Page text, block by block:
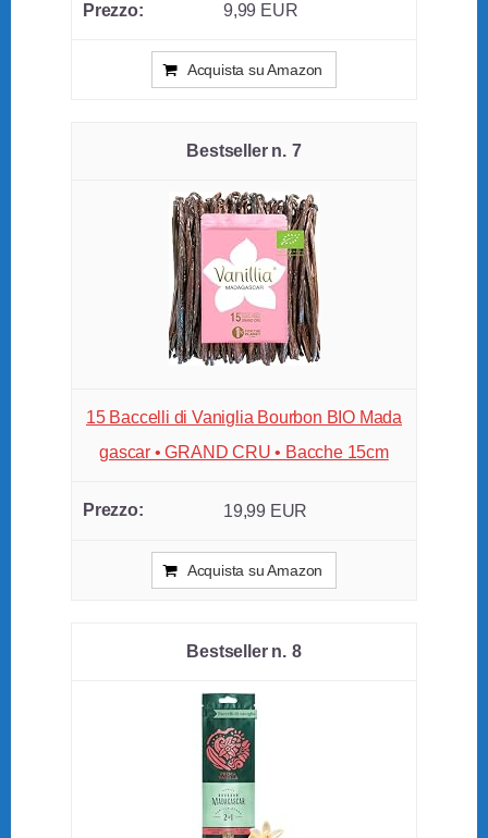
9,99 EUR
Acquista su Amazon
7
15 Baccelli di Vaniglia Bourbon BIO Mada
gascar • GRAND CRU • Bacche 15cm
19,99 EUR
Acquista su Amazon
8